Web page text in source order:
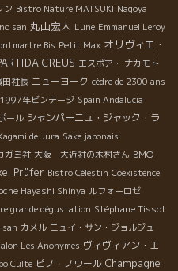
ン Bistro Nature MATSUKI Nagoya
san 丸山宏人 Lune Emmanuel Leroy
Bis Petit Max オリヴィエ・
CREUS エスポア・ ナカモト
田社長 ニューヨーク cèdre de 2300 ans
年ビンテージ Spain Andalucia
ール シャンパーニュ・ジャック・ラ
de Jura Sake japonais
ガミ社 大阪 大近社の木村さん BMO
Prüfer Bistro Célestin Coexistence
Hayashi Shinya ルフォーロゼ
grande dégustation Stéphane Tissot
カメル ニュイ・サン・ジョルジュ
Les Anonymes ヴィヴィアン・エ
Culte ピノ・ノワール Champagne